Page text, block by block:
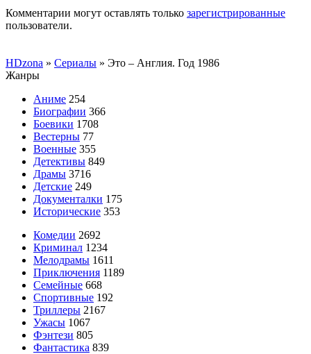
Комментарии могут оставлять только зарегистрированные
пользователи.
HDzona » Сериалы » Это – Англия. Год 1986
Жанры
Аниме 254
Биографии 366
Боевики 1708
Вестерны 77
Военные 355
Детективы 849
Драмы 3716
Детские 249
Документалки 175
Исторические 353
Комедии 2692
Криминал 1234
Мелодрамы 1611
Приключения 1189
Семейные 668
Спортивные 192
Триллеры 2167
Ужасы 1067
Фэнтези 805
Фантастика 839